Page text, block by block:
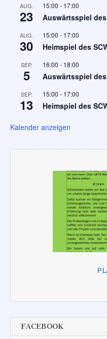
AUG.
23
15:00 - 17:00
Auswärtsspiel
AUG.
30
15:00 - 17:00
Heimspiel des
SEP.
5
16:00 - 18:00
Auswärtsspiel
SEP.
13
15:00 - 17:00
Heimspiel des
Kalender anzeigen
FACEBOOK